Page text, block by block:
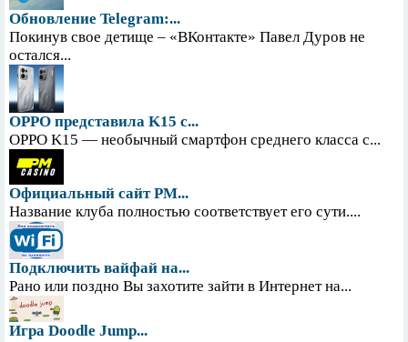
Обновление Telegram:...
Покинув свое детище – «ВКонтакте» Павел Дуров не
остался...
OPPO представила K15 с...
OPPO K15 — необычный смартфон среднего класса с...
Официальный сайт PM...
Название клуба полностью соответствует его сути....
Подключить вайфай на...
Рано или поздно Вы захотите зайти в Интернет на...
Игра Doodle Jump...